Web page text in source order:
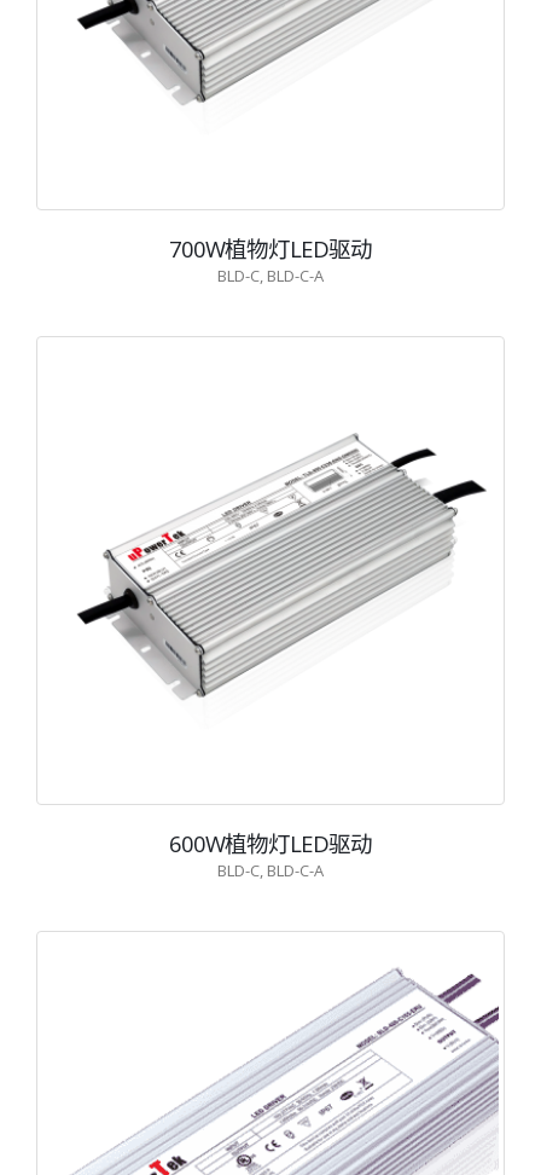
700W植物灯LED驱动
BLD-C, BLD-C-A
600W植物灯LED驱动
BLD-C, BLD-C-A